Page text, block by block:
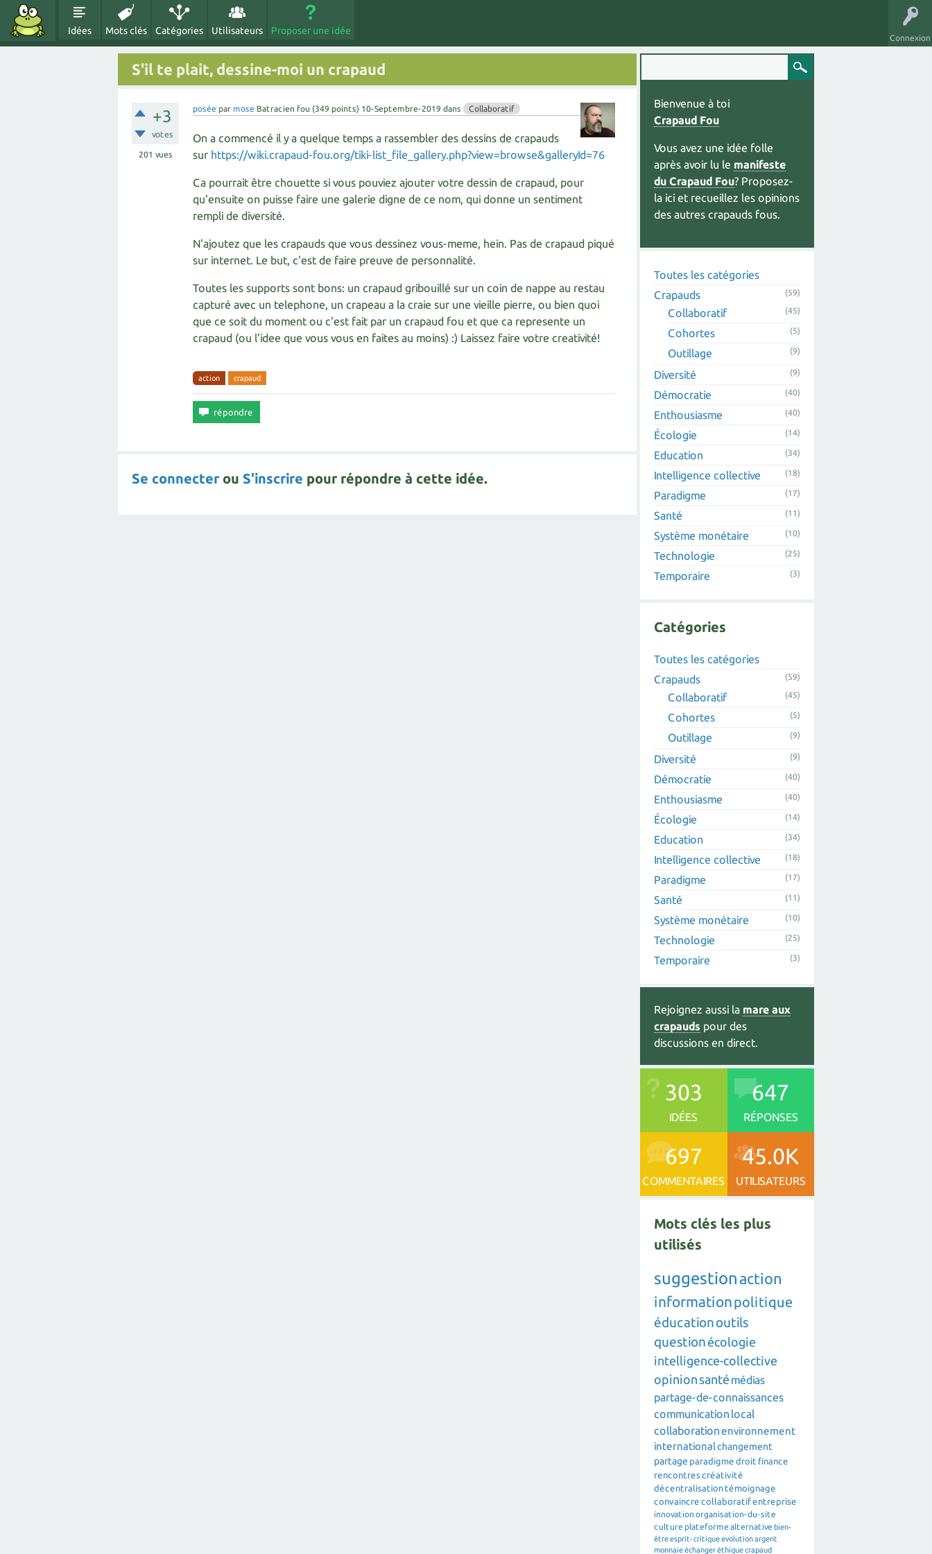
Connexion
Idées Mots clés Catégories Utilisateurs Proposer une idée
S'il te plait, dessine-moi un crapaud
+3
votes
201 vues
posée par mose Batracien fou (349 points) 10-Septembre-2019 dans Collaboratif
On a commencé il y a quelque temps a rassembler des dessins de crapauds
sur https://wiki.crapaud-fou.org/tiki-list_file_gallery.php?view=browse&galleryId=76
Ca pourrait être chouette si vous pouviez ajouter votre dessin de crapaud, pour
qu'ensuite on puisse faire une galerie digne de ce nom, qui donne un sentiment
rempli de diversité.
N'ajoutez que les crapauds que vous dessinez vous-meme, hein. Pas de crapaud piqué
sur internet. Le but, c'est de faire preuve de personnalité.
Toutes les supports sont bons: un crapaud gribouillé sur un coin de nappe au restau
capturé avec un telephone, un crapeau a la craie sur une vieille pierre, ou bien quoi
que ce soit du moment ou c'est fait par un crapaud fou et que ca represente un
crapaud (ou l'idee que vous vous en faites au moins) :) Laissez faire votre creativité!
action crapaud
Se connecter ou S'inscrire pour répondre à cette idée.
Bienvenue à toi
Crapaud Fou
Vous avez une idée folle
après avoir lu le manifeste
du Crapaud Fou? Proposez-
la ici et recueillez les opinions
des autres crapauds fous.
Toutes les catégories
Crapauds
(59)
Collaboratif (45)
Cohortes (5)
Outillage (9)
Diversité (9)
Démocratie (40)
Enthousiasme (40)
Écologie (14)
Education (34)
Intelligence collective (18)
Paradigme (17)
Santé (11)
Système monétaire (10)
Technologie (25)
Temporaire (3)
Catégories
Toutes les catégories
Crapauds
(59)
Collaboratif (45)
Cohortes (5)
Outillage (9)
Diversité (9)
Démocratie (40)
Enthousiasme (40)
Écologie (14)
Education (34)
Intelligence collective (18)
Paradigme (17)
Santé (11)
Système monétaire (10)
Technologie (25)
Temporaire (3)
Rejoignez aussi la mare aux
crapauds pour des
discussions en direct.
303
IDÉES
647
RÉPONSES
697
COMMENTAIRES
45.0K
UTILISATEURS
Mots clés les plus
utilisés
suggestion action
informationpolitique
éducationoutils
question écologie
intelligence-collective
opinion santé médias
partage-de-connaissances
communication local
collaborationenvironnement
internationalchangement
partage paradigme droit finance
rencontrescréativité
décentralisation témoignage
convaincre collaboratifentreprise
innovation organisation-du-site
culture plateforme alternative bien-
êtreesprit-critiqueevolutionargent
monnaieéchangeréthiquecrapaud